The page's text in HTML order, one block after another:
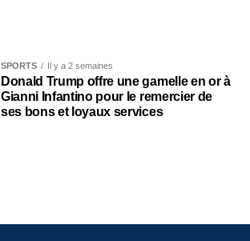
SPORTS Il y a 2 semaines
Donald Trump offre une gamelle en or à
Gianni Infantino pour le remercier de
ses bons et loyaux services